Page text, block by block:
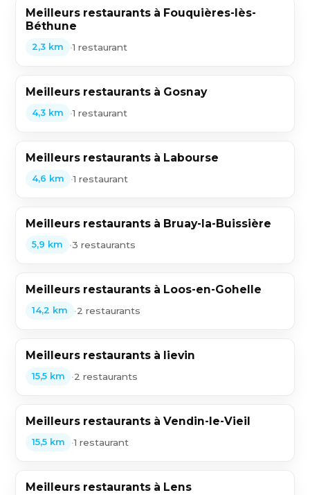
Meilleurs restaurants à Fouquières-lès-
Béthune
2,3 km •1 restaurant
Meilleurs restaurants à Gosnay
4,3 km •1 restaurant
Meilleurs restaurants à Labourse
4,6 km •1 restaurant
Meilleurs restaurants à Bruay-la-Buissière
5,9 km •3 restaurants
Meilleurs restaurants à Loos-en-Gohelle
14,2 km •2 restaurants
Meilleurs restaurants à lievin
15,5 km •2 restaurants
Meilleurs restaurants à Vendin-le-Vieil
15,5 km •1 restaurant
Meilleurs restaurants à Lens